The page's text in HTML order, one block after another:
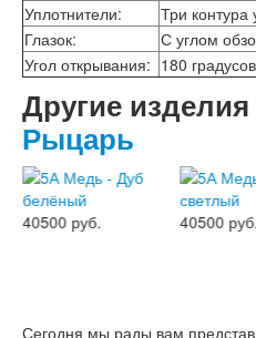
Серия
Эмаль
Серия Дебют
Серия Нео
Серия Симпл
Серия Синди
Серия
Серия Уно
Двери Верда
ПЭТ Верда
Коллекция
Уплотнители:
Три контура
Глазок:
С углом
Угол открывания: 180
Другие
Рыцарь
40500 руб. 40500 руб.
Сегодня мы рады вам